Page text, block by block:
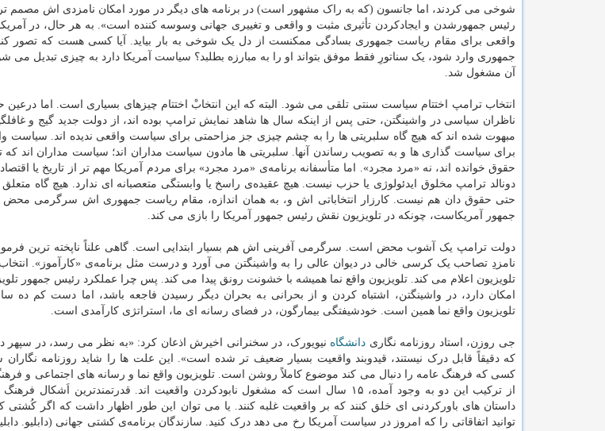
شوخی می کردند، اما جانسون (که به راک مشهور است) در برنامه های دیگر در مورد امکان نامزدی اش مصمم
رئیس جمهورشدن و ایجادکردن تأثیری مثبت و واقعی و تغییری جهانی وسوسه کننده است». به هر حال، در
واقعی برای مقام ریاست جمهوری بسادگی ممکنست از دل یک شوخی به بار بیاید. آیا کسی هست که تصور
جمهوری وارد شود، یک سناتورِ فقط موفق بتواند او را به مبارزه بطلبد؟ سیاست آمریکا دارد به چیزی تبدیل
آن مشغول شد.
انتخاب ترامپ اختتام سیاست سنتی تلقی می شود. البته که این انتخابْ اختتام چیزهای بسیاری است. اما
ناظران سیاسی در واشینگتن، حتی پس از اینکه سال ها شاهد نمایش ترامپ بوده اند، از دولت جدید گیج و
مبهوت شده اند که هیچ گاه سلبریتی ها را به چشم چیزی جز مزاحمتی برای سیاست واقعی ندیده اند. سیاست
برای سیاست گذاری ها و به تصویب رساندن آنها. سلبریتی ها مادون سیاست مداران اند؛ سیاست مداران اند که
حقوق خوانده اند، نه «مرد مجرد». اما متأسفانه برنامه‌ی «مرد مجرد» برای مردم آمریکا مهم تر از تاریخ یا
دونالد ترامپ مخلوق ایدئولوژی یا حزب نیست. هیچ عقیده‌ی راسخ یا وابستگی متعصبانه ای ندارد. هیچ گاه
حتی حقوق دان هم نیست. کارزار انتخاباتی اش و، به همان اندازه، مقام ریاست جمهوری اش سرگرمی محض
جمهور آمریکاست، چونکه در تلویزیون نقش رئیس جمهور آمریکا را بازی می کند.
دولت ترامپ یک آشوب محض است. سرگرمی آفرینی اش هم بسیار ابتدایی است. گاهی علناً ناپخته ترین
نامزدِ تصاحب یک کرسی خالی در دیوان عالی را به واشینگتن می آورد و درست مثل برنامه‌ی «کارآموز».
تلویزیون اعلام می کند. تلویزیون واقع نما همیشه با خشونت رونق پیدا می کند. پس چرا عملکرد رئیس جمهور
امکان دارد، در واشینگتن، اشتباه کردن و از بحرانی به بحران دیگر رسیدن فاجعه باشد، اما دست کم
تلویزیون واقع نما همین است. خودشیفتگی بیمارگون، در فضای رسانه ای ما، استراتژی کارآمدی است.
جی روزن، استاد روزنامه نگاری دانشگاه نیویورک، در سخنرانی اخیرش اذعان کرد: «به نظر می رسد، در
که دقیقاً قابل درک نیستند، قیدوبند واقعیت بسیار ضعیف تر شده است». این علت ها را شاید روزنامه نگاران
کسی که فرهنگ عامه را دنبال می کند موضوع کاملاً روشن است. تلویزیون واقع نما و رسانه های اجتماعی و
از ترکیب این دو به وجود آمده، ۱۵ سال است که مشغول نابودکردن واقعیت اند. قدرتمندترین
داستان های باورکردنی ای خلق کنند که بر واقعیت غلبه کنند. یا می توان این طور اظهار داشت که اگر
توانید اتفاقاتی را که امروز در سیاست آمریکا رخ می دهد درک کنید. سازندگان برنامه‌ی کشتی جهانی (دابلیو.